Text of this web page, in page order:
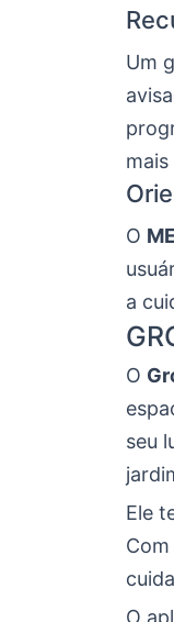
Um
mais
O
a
O
seu
Ele
Com
O